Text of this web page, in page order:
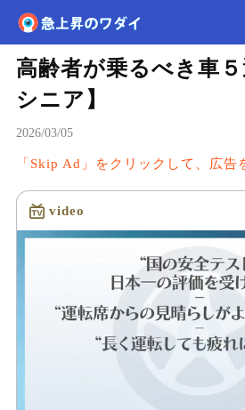
高齢者が乗るべき車
シニア】
2026/03/05
「Skip Ad」をクリックして、広告
video
読み込み中...
速報